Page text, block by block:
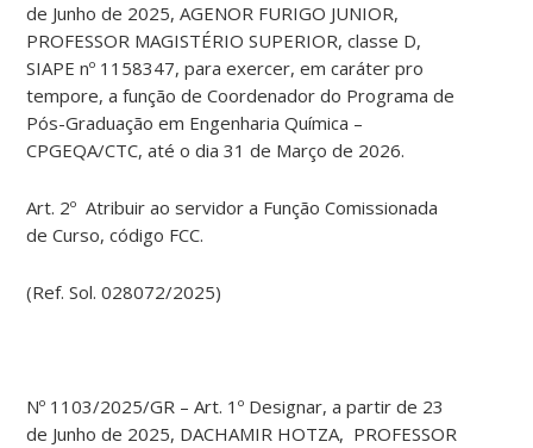
de Junho de 2025, AGENOR FURIGO JUNIOR,
PROFESSOR MAGISTÉRIO SUPERIOR, classe D,
SIAPE nº 1158347, para exercer, em caráter pro
tempore, a função de Coordenador do Programa de
Pós-Graduação em Engenharia Química –
CPGEQA/CTC, até o dia 31 de Março de 2026.
Art. 2º Atribuir ao servidor a Função Comissionada
de Curso, código FCC.
(Ref. Sol. 028072/2025)
Nº 1103/2025/GR – Art. 1º Designar, a partir de 23
de Junho de 2025, DACHAMIR HOTZA, PROFESSOR